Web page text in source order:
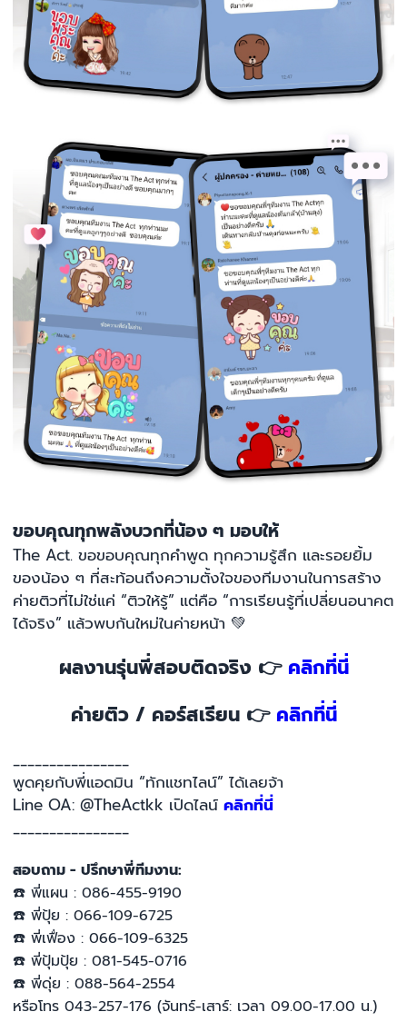
ขอบคุณทุกพลังบวกที่น้อง ๆ มอบให้
The Act. ขอขอบคุณทุกคำพูด ทุกความรู้สึก และรอยยิ้ม
ของน้อง ๆ ที่สะท้อนถึงความตั้งใจของทีมงานในการสร้าง
ค่ายติวที่ไม่ใช่แค่ “ติวให้รู้” แต่คือ “การเรียนรู้ที่เปลี่ยนอนาคต
ได้จริง” แล้วพบกันใหม่ในค่ายหน้า 💚
ผลงานรุ่นพี่สอบติดจริง 👉 คลิกที่นี่
ค่ายติว / คอร์สเรียน 👉 คลิกที่นี่
________________
พูดคุยกับพี่แอดมิน “ทักแชทไลน์” ได้เลยจ้า
Line OA: @TheActkk เปิดไลน์ คลิกที่นี่
________________
สอบถาม - ปรึกษาพี่ทีมงาน:
☎️ พี่แผน : 086-455-9190
☎️ พี่ปุ้ย : 066-109-6725
☎️ พี่เฟื่อง : 066-109-6325
☎️ พี่ปุ้มปุ้ย : 081-545-0716
☎️ พี่ดุ่ย : 088-564-2554
หรือโทร 043-257-176 (จันทร์-เสาร์: เวลา 09.00-17.00 น.)